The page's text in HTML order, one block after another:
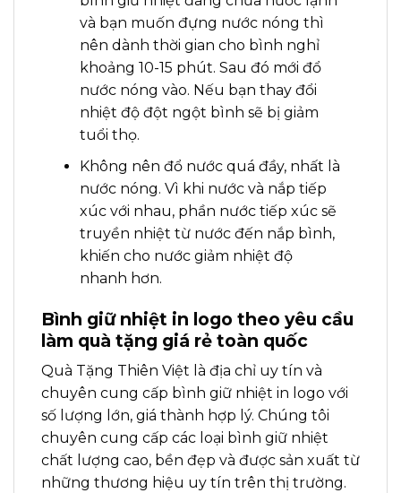
và bạn muốn đựng nước nóng thì
nên dành thời gian cho bình nghỉ
khoảng 10-15 phút. Sau đó mới đổ
nước nóng vào. Nếu bạn thay đổi
nhiệt độ đột ngột bình sẽ bị giảm
tuổi thọ.
Không nên đổ nước quá đầy, nhất là
nước nóng. Vì khi nước và nắp tiếp
xúc với nhau, phần nước tiếp xúc sẽ
truyền nhiệt từ nước đến nắp bình,
khiến cho nước giảm nhiệt độ
nhanh hơn.
Bình giữ nhiệt in logo theo yêu cầu
làm quà tặng giá rẻ toàn quốc
Quà Tặng Thiên Việt là địa chỉ uy tín và
chuyên cung cấp bình giữ nhiệt in logo với
số lượng lớn, giá thành hợp lý. Chúng tôi
chuyên cung cấp các loại bình giữ nhiệt
chất lượng cao, bền đẹp và được sản xuất từ
những thương hiệu uy tín trên thị trường.